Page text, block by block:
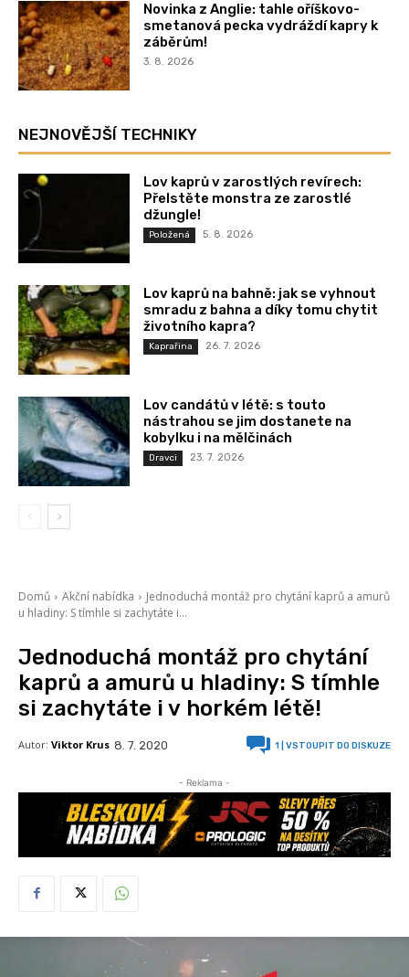
Novinka z Anglie: tahle oříškovo-
smetanová pecka vydráždí kapry k
záběrům!
3. 8. 2026
NEJNOVĚJŠÍ TECHNIKY
Lov kaprů v zarostlých revírech:
Přelstěte monstra ze zarostlé
džungle!
Položená 5. 8. 2026
Lov kaprů na bahně: jak se vyhnout
smradu z bahna a díky tomu chytit
životního kapra?
Kaprařina 26. 7. 2026
Lov candátů v létě: s touto
nástrahou se jim dostanete na
kobylku i na mělčinách
Dravci 23. 7. 2026